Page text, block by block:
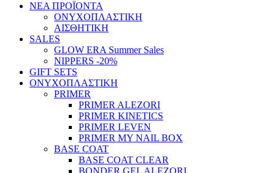
ΝΕΑ ΠΡΟΪΟΝΤΑ
ΟΝΥΧΟΠΛΑΣΤΙΚΗ
ΑΙΣΘΗΤΙΚΗ
SALES
GLOW ERA Summer Sales
NIPPERS -20%
GIFT SETS
ΟΝΥΧΟΠΛΑΣΤΙΚΗ
PRIMER
PRIMER ALEZORI
PRIMER KINETICS
PRIMER LEVEN
PRIMER MY NAIL BOX
BASE COAT
BASE COAT CLEAR